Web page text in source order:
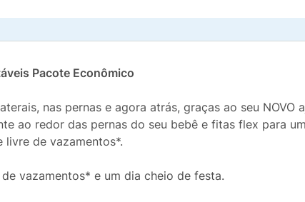
Pacote Econômico
nas pernas e agora atrás, graças ao seu NOVO
ao redor das pernas do seu bebê e fitas flex para
livre de vazamentos*.
vazamentos* e um dia cheio de festa.